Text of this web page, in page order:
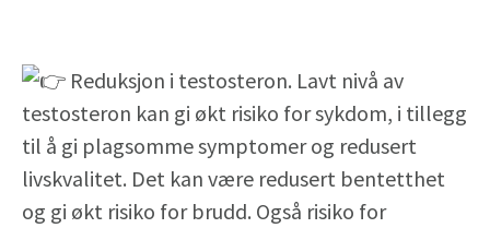
Reduksjon i testosteron. Lavt nivå av
testosteron kan gi økt risiko for sykdom, i tillegg
til å gi plagsomme symptomer og redusert
livskvalitet. Det kan være redusert bentetthet
og gi økt risiko for brudd. Også risiko for